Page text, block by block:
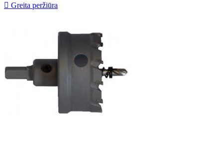
 Greita peržiūra